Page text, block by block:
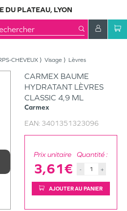
DU PLATEAU, LYON
CHEVEUX Visage Lèvres
CARMEX BAUME
HYDRATANT LÈVRES
CLASSIC 4,9 ML
Carmex
EAN: 3401351323096
Prix unitaire
3,61€
Quantité :
- +
AJOUTER AU PANIER